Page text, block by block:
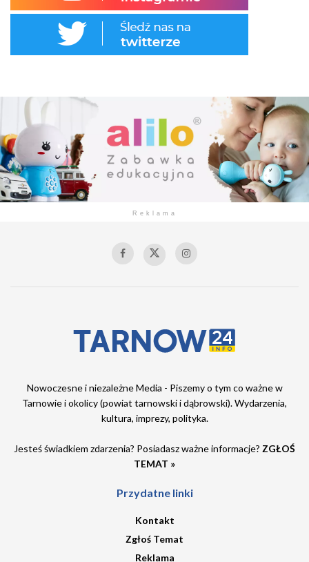
Reklama
Nowoczesne i niezależne Media - Piszemy o tym co ważne w
Tarnowie i okolicy (powiat tarnowski i dąbrowski). Wydarzenia,
kultura, imprezy, polityka.
Jesteś świadkiem zdarzenia? Posiadasz ważne informacje? ZGŁOŚ
TEMAT »
Przydatne linki
Kontakt
Zgłoś Temat
Reklama